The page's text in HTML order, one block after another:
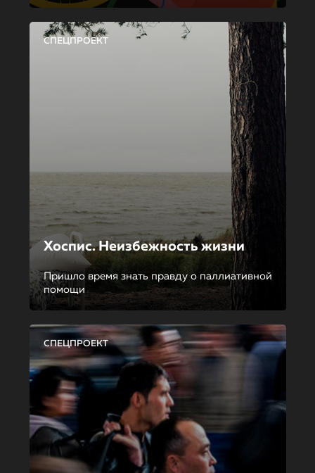
СПЕЦПРОЕКТ
Хоспис. Неизбежность жизни
Пришло время знать правду о паллиативной
помощи
СПЕЦПРОЕКТ